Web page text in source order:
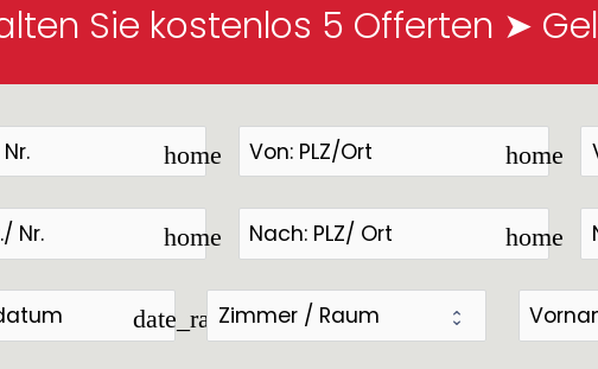
Sie kostenlos 5 Offerten ➤
home home
home home
date_range